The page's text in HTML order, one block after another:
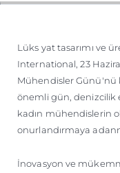
Lüks yat tasarımı ve
International, 23
Mühendisler Günü'nü
önemli gün, denizcilik
kadın mühendislerin
onurlandırmaya
İnovasyon ve